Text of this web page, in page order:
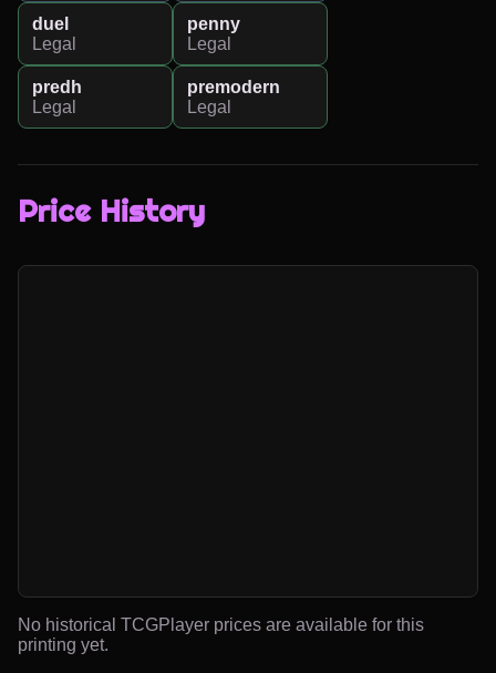
duel
Legal
penny
Legal
predh
Legal
premodern
Legal
Price History
No historical TCGPlayer prices are available for this
printing yet.